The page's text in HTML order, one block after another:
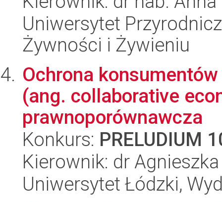
Uniwersytet
Żywności i Żywieniu
Ochrona
(ang. collaborative
prawnoporównawcza
Konkurs: PRELUDIUM
Kierownik: dr
Uniwersytet Łódzki,